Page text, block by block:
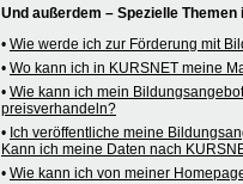
Und außerdem – Spezielle Themen
• Wie werde ich zur Förderung mit
• Wo kann ich in KURSNET meine
• Wie kann ich mein
preisverhandeln?
• Ich veröffentliche meine
Kann ich meine Daten nach
• Wie kann ich von meiner